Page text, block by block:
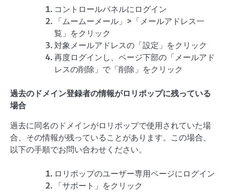
コントロールパネルにログイン
「ムームーメール」>「メールアドレス一
覧」をクリック
対象メールアドレスの「設定」をクリック
再度ログインし、ページ下部の「メールアド
レスの削除」で「削除」をクリック
過去のドメイン登録者の情報がロリポップに残っている
場合
過去に同名のドメインがロリポップで使用されていた場
合、その情報が残っていることがあります。この場合、
以下の手順でお問い合わせください。
ロリポップのユーザー専用ページにログイン
「サポート」をクリック